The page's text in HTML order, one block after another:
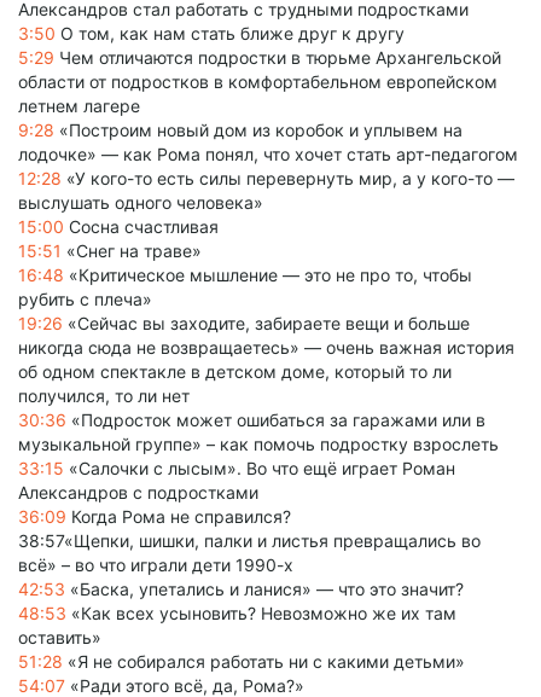
Александров стал работать с трудными подростками
3:50 О том, как нам стать ближе друг к другу
5:29 Чем отличаются подростки в тюрьме Архангельской
области от подростков в комфортабельном европейском
летнем лагере
9:28 «Построим новый дом из коробок и уплывем на
лодочке» — как Рома понял, что хочет стать арт-педагогом
12:28 «У кого-то есть силы перевернуть мир, а у кого-то —
выслушать одного человека»
15:00 Сосна счастливая
15:51 «Снег на траве»
16:48 «Критическое мышление — это не про то, чтобы
рубить с плеча»
19:26 «Сейчас вы заходите, забираете вещи и больше
никогда сюда не возвращаетесь» — очень важная история
об одном спектакле в детском доме, который то ли
получился, то ли нет
30:36 «Подросток может ошибаться за гаражами или в
музыкальной группе» – как помочь подростку взрослеть
33:15 «Салочки с лысым». Во что ещё играет Роман
Александров с подростками
36:09 Когда Рома не справился?
38:57«Щепки, шишки, палки и листья превращались во
всё» – во что играли дети 1990-х
42:53 «Баска, упетались и ланися» — что это значит?
48:53 «Как всех усыновить? Невозможно же их там
оставить»
51:28 «Я не собирался работать ни с какими детьми»
54:07 «Ради этого всё, да, Рома?»